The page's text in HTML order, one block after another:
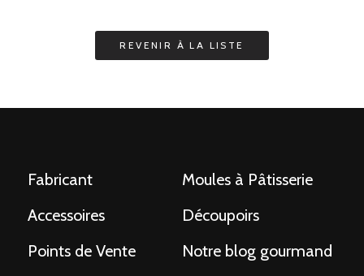
Fabricant
Moules à Pâtisserie
Accessoires
Découpoirs
Points de Vente
Notre blog gourmand